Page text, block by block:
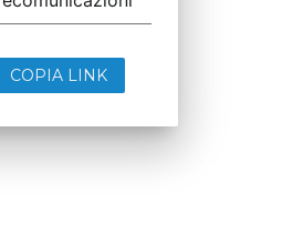
COPIA LINK